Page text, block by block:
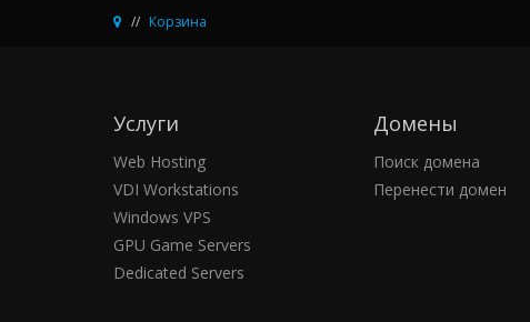
Корзина
Услуги
Web Hosting
VDI Workstations
Windows VPS
GPU Game Servers
Dedicated Servers
Домены
Поиск домена
Перенести домен